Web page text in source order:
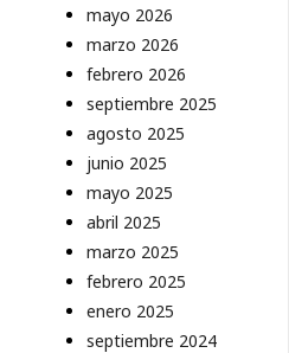
mayo 2026
marzo 2026
febrero 2026
septiembre 2025
agosto 2025
junio 2025
mayo 2025
abril 2025
marzo 2025
febrero 2025
enero 2025
septiembre 2024